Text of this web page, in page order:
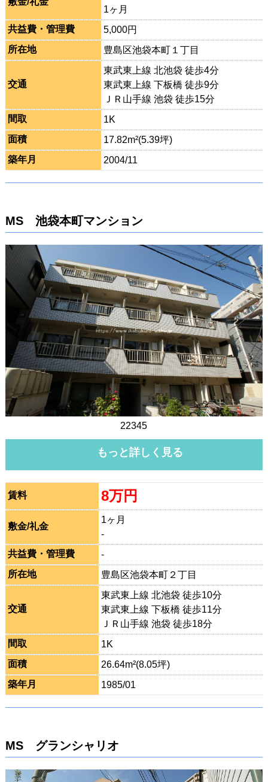
1ヶ月
共益費・管理費
5,000円
所在地
豊島区池袋本町１丁目
交通
東武東上線 北池袋 徒歩4分
東武東上線 下板橋 徒歩9分
ＪＲ山手線 池袋 徒歩15分
間取
1K
面積
17.82m²(5.39坪)
築年月
2004/11
MS 池袋本町マンション
22345
もっと詳しく見る
賃料 8万円
敷金/礼金
1ヶ月
-
共益費・管理費
-
所在地
豊島区池袋本町２丁目
交通
東武東上線 北池袋 徒歩10分
東武東上線 下板橋 徒歩11分
ＪＲ山手線 池袋 徒歩18分
間取
1K
面積
26.64m²(8.05坪)
築年月
1985/01
MS グランシャリオ